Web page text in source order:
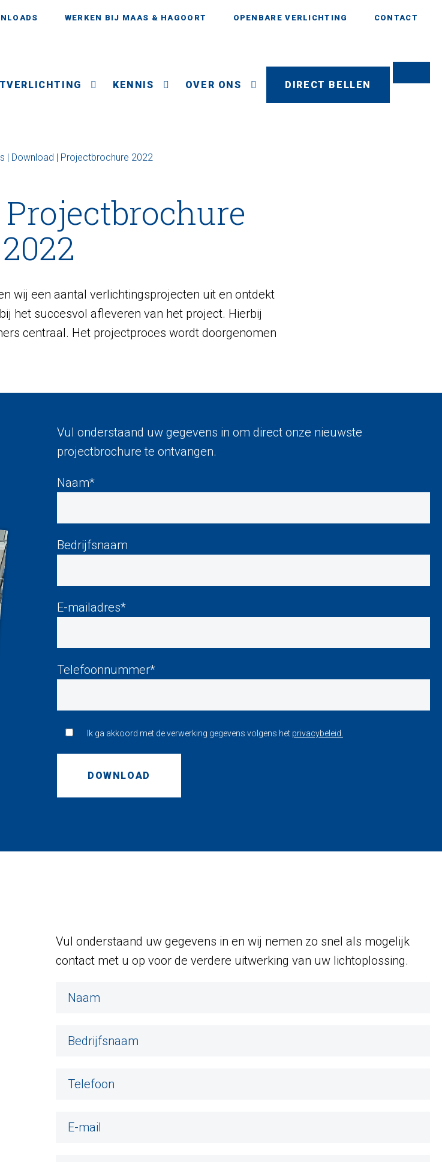
WERKEN BIJ MAAS & HAGOORT OPENBARE VERLICHTING CONTACT
KENNIS OVER ONS DIRECT BELLEN
Download | Projectbrochure 2022
2022
wij een aantal verlichtingsprojecten uit en ontdekt
het succesvol afleveren van het project. Hierbij
centraal. Het projectproces wordt doorgenomen
Vul onderstaand uw gegevens in om direct onze nieuwste
projectbrochure te ontvangen.
Naam*
Bedrijfsnaam
E-mailadres*
Telefoonnummer*
Ik ga akkoord met de verwerking gegevens volgens het privacybeleid.
Vul onderstaand uw gegevens in en wij nemen zo snel als mogelijk
contact met u op voor de verdere uitwerking van uw lichtoplossing.